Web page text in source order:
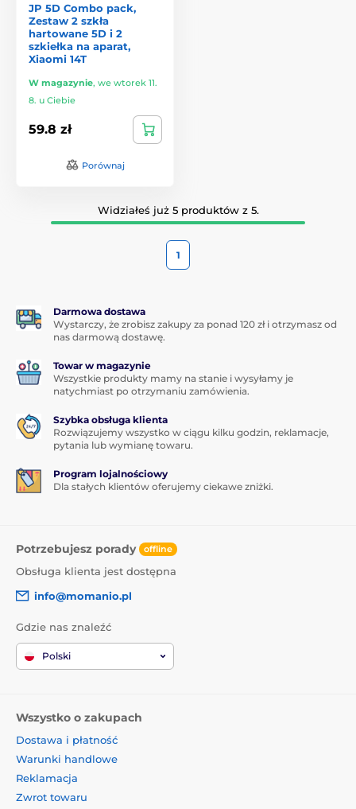
JP 5D Combo pack,
Zestaw 2 szkła
hartowane 5D i 2
szkiełka na aparat,
Xiaomi 14T
W magazynie, we wtorek 11.
8. u Ciebie
59.8 zł
Porównaj
Widziałeś już 5 produktów z 5.
1
Darmowa dostawa
Wystarczy, że zrobisz zakupy za ponad 120 zł i otrzymasz od
nas darmową dostawę.
Towar w magazynie
Wszystkie produkty mamy na stanie i wysyłamy je
natychmiast po otrzymaniu zamówienia.
Szybka obsługa klienta
Rozwiązujemy wszystko w ciągu kilku godzin, reklamacje,
pytania lub wymianę towaru.
Program lojalnościowy
Dla stałych klientów oferujemy ciekawe zniżki.
Potrzebujesz porady offline
Obsługa klienta jest dostępna
info@momanio.pl
Gdzie nas znaleźć
Polski
Wszystko o zakupach
Dostawa i płatność
Warunki handlowe
Reklamacja
Zwrot towaru